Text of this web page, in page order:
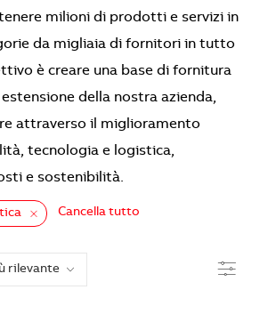
milioni di prodotti e servizi in
da migliaia di fornitori in tutto
è creare una base di fornitura
della nostra azienda,
attraverso il miglioramento
tecnologia e logistica,
e sostenibilità.
Cancella tutto
Filtro